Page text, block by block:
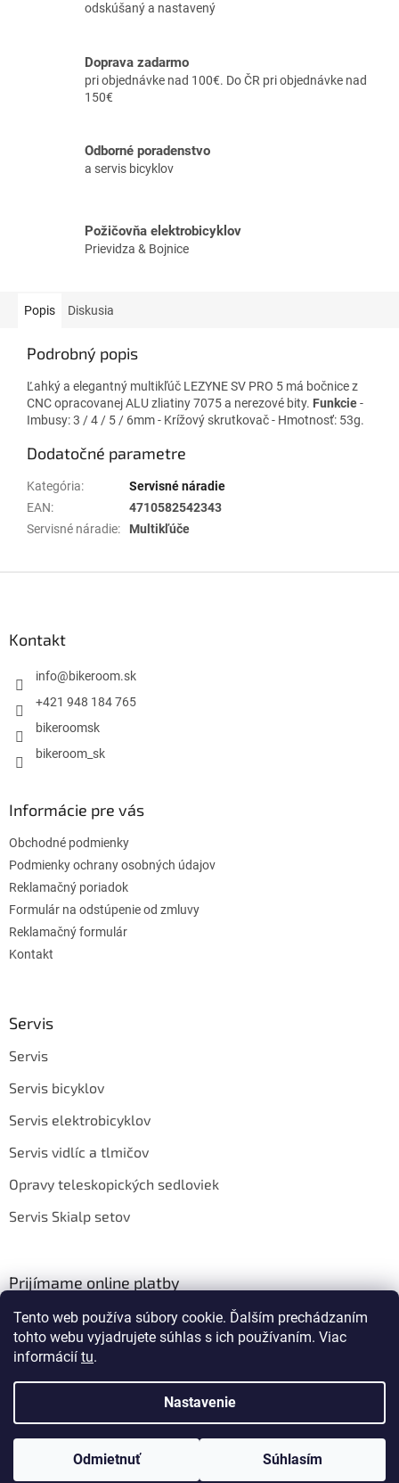
Tento web používa súbory cookie. Ďalším prechádzaním
tohto webu vyjadrujete súhlas s ich používaním. Viac
informácií tu.
Nastavenie
Odmietnuť Súhlasím
odskúšaný a nastavený
Doprava zadarmo
pri objednávke nad 100€. Do ČR pri objednávke nad
150€
Odborné poradenstvo
a servis bicyklov
Požičovňa elektrobicyklov
Prievidza & Bojnice
Popis Diskusia
Podrobný popis
Ľahký a elegantný multikľúč LEZYNE SV PRO 5 má bočnice z
CNC opracovanej ALU zliatiny 7075 a nerezové bity. Funkcie-
Imbusy: 3 / 4 / 5 / 6mm - Krížový skrutkovač - Hmotnosť: 53g.
Dodatočné parametre
Kategória:
Servisné náradie
EAN:
4710582542343
Servisné náradie: Multikľúče
Kontakt
info@bikeroom.sk
+421 948 184 765
bikeroomsk
bikeroom_sk
Informácie pre vás
Obchodné podmienky
Podmienky ochrany osobných údajov
Reklamačný poriadok
Formulár na odstúpenie od zmluvy
Reklamačný formulár
Kontakt
Servis
Servis
Servis bicyklov
Servis elektrobicyklov
Servis vidlíc a tlmičov
Opravy teleskopických sedloviek
Servis Skialp setov
Prijímame online platby
Vytvoril Shoptet
Copyright 2026 . Všetky práva vyhradené.